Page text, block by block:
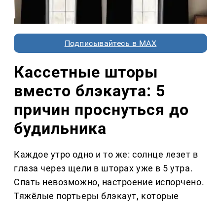
Подписывайтесь в MAX
Кассетные шторы
вместо блэкаута: 5
причин проснуться до
будильника
Каждое утро одно и то же: солнце лезет в
глаза через щели в шторах уже в 5 утра.
Спать невозможно, настроение испорчено.
Тяжёлые портьеры блэкаут, которые